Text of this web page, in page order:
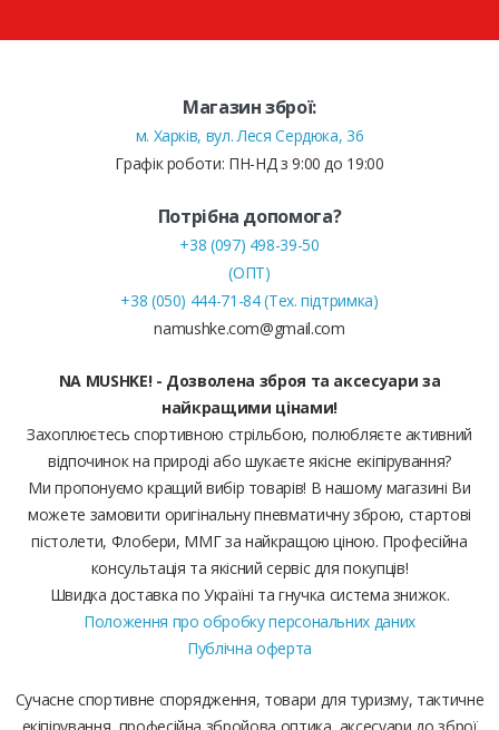
Магазин зброї:
м. Харків, вул. Леся Сердюка, 36
Графік роботи: ПН-НД з 9:00 до 19:00
Потрібна допомога?
+38 (097) 498-39-50
(ОПТ)
+38 (050) 444-71-84 (Тех. підтримка)
namushke.com@gmail.com
NA MUSHKE! - Дозволена зброя та аксесуари за
найкращими цінами!
Захоплюєтесь спортивною стрільбою, полюбляєте активний
відпочинок на природі або шукаєте якісне екіпірування?
Ми пропонуємо кращий вибір товарів! В нашому магазині Ви
можете замовити оригінальну пневматичну зброю, стартові
пістолети, Флобери, ММГ за найкращою ціною. Професійна
консультація та якісний сервіс для покупців!
Швидка доставка по Україні та гнучка система знижок.
Положення про обробку персональних даних
Публічна оферта
Сучасне спортивне спорядження, товари для туризму, тактичне